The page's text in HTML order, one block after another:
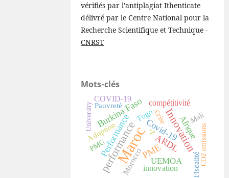
vérifiés par l'antiplagiat Ithenticate
délivré par le Centre National pour la
Recherche Scientifique et Technique -
CNRST
Mots-clés
Maroc
performance Innovation
Performance
Burkina Faso
ARDL
PME
Covid-19
UEMOA
Afrique
compétitivité
COVID-19
Morocco
Adoption
innovation
Togo
Pauvreté
Fiscalité
V
Mali
PMG CO2 emissions
University Crise